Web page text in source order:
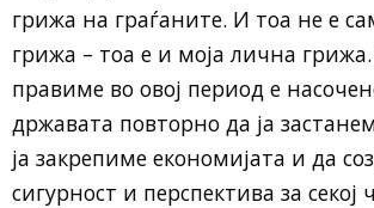
грижа на граѓаните. И тоа не е
грижа – тоа е и моја лична
правиме во овој период е
државата повторно да ја
ја закрепиме економијата и да
сигурност и перспектива за секој